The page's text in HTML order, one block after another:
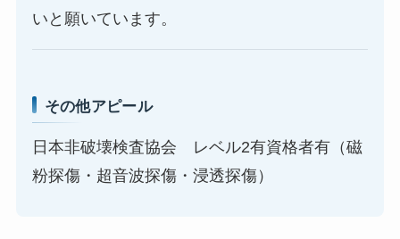
いと願いています。
その他アピール
日本非破壊検査協会 レベル2有資格者有（磁
粉探傷・超音波探傷・浸透探傷）